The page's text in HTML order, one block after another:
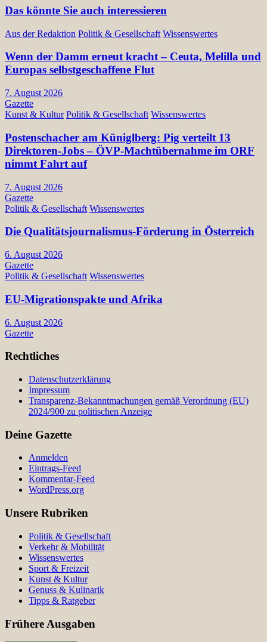
Das könnte Sie auch interessieren
Aus der Redaktion Politik & Gesellschaft Wissenswertes
Wenn der Damm erneut kracht – Ceuta, Melilla und
Europas selbstgeschaffene Flut
7. August 2026
Gazette
Kunst & Kultur Politik & Gesellschaft Wissenswertes
Postenschacher am Küniglberg: Pig verteilt 13
Direktoren-Jobs – ÖVP-Machtübernahme im ORF
nimmt Fahrt auf
7. August 2026
Gazette
Politik & Gesellschaft Wissenswertes
Die Qualitätsjournalismus-Förderung in Österreich
6. August 2026
Gazette
Politik & Gesellschaft Wissenswertes
EU-Migrationspakte und Afrika
6. August 2026
Gazette
Rechtliches
Datenschutzerklärung
Impressum
Transparenz-Bekanntmachungen gemäß Verordnung (EU)
2024/900 zu politischen Anzeige
Deine Gazette
Anmelden
Eintrags-Feed
Kommentar-Feed
WordPress.org
Unsere Rubriken
Politik & Gesellschaft
Verkehr & Mobilität
Wissenswertes
Sport & Freizeit
Kunst & Kultur
Genuss & Kulinarik
Tipps & Ratgeber
Frühere Ausgaben